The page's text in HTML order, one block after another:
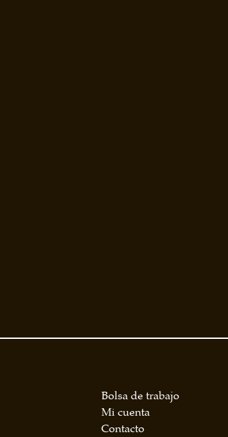
Bolsa de trabajo
Mi cuenta
Contacto